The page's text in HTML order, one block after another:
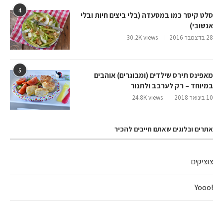
4
סלט קיסר כמו במסעדה (בלי ביצים חיות ובלי
אנשובי)
28 בדצמבר 2016 30.2K views
5
מאפינס תירס שילדים (ומבוגרים) אוהבים
במיוחד – רק לערבב ולתנור
10 בינואר 2018 24.8K views
אתרים ובלוגים שאתם חייבים להכיר
צוציקים
!Yooo